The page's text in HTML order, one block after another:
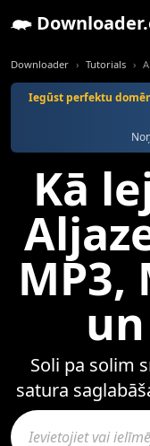
Downloader Tutorials
Iegūst perfektu
Kā
MP3,
Soli pa solim
satura